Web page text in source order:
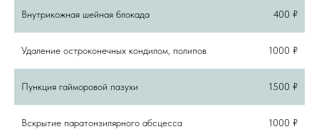
Внутрикожная шейная блокада 400 ₽
Удаление остроконечных кондилом, полипов 1000 ₽
Пункция гайморовой пазухи 1500 ₽
Вскрытие паратонзилярного абсцесса 1000 ₽